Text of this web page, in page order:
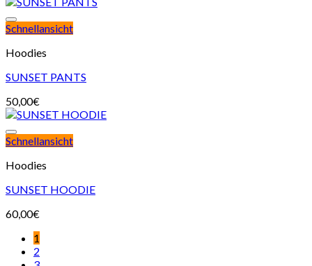
Schnellansicht
Hoodies
SUNSET PANTS
50,00€
Schnellansicht
Hoodies
SUNSET HOODIE
60,00€
1
2